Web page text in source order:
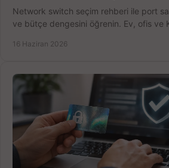
Network switch seçim rehberi ile port
ve bütçe dengesini öğrenin. Ev, ofis ve
16 Haziran 2026